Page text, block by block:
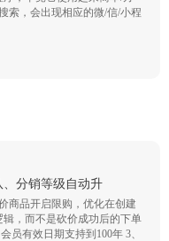
索，会出现相应的微/信/小程
、分销等级自动升
商品开启限购，优化在创建
，而不是砍价成功后的下单
员有效日期支持到100年 3、